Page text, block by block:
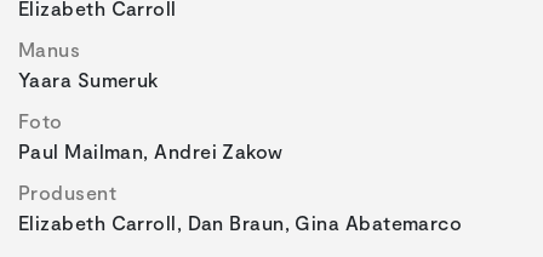
Elizabeth Carroll
Manus
Yaara Sumeruk
Foto
Paul Mailman, Andrei Zakow
Produsent
Elizabeth Carroll, Dan Braun, Gina Abatemarco